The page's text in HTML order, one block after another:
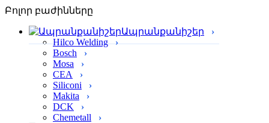
Բոլոր բաժինները
Ապրանքանիշեր
Hilco Welding
Bosch
Mosa
CEA
Siliconi
Makita
DCK
Chemetall